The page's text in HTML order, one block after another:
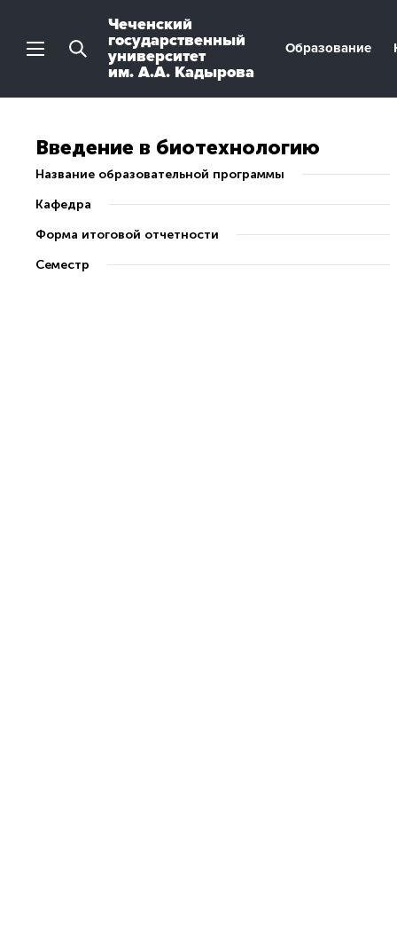
Чеченский
государственный
университет
им. А.А. Кадырова
Образование
Введение в биотехнологию
Название образовательной программы
Кафедра
Форма итоговой отчетности
Семестр